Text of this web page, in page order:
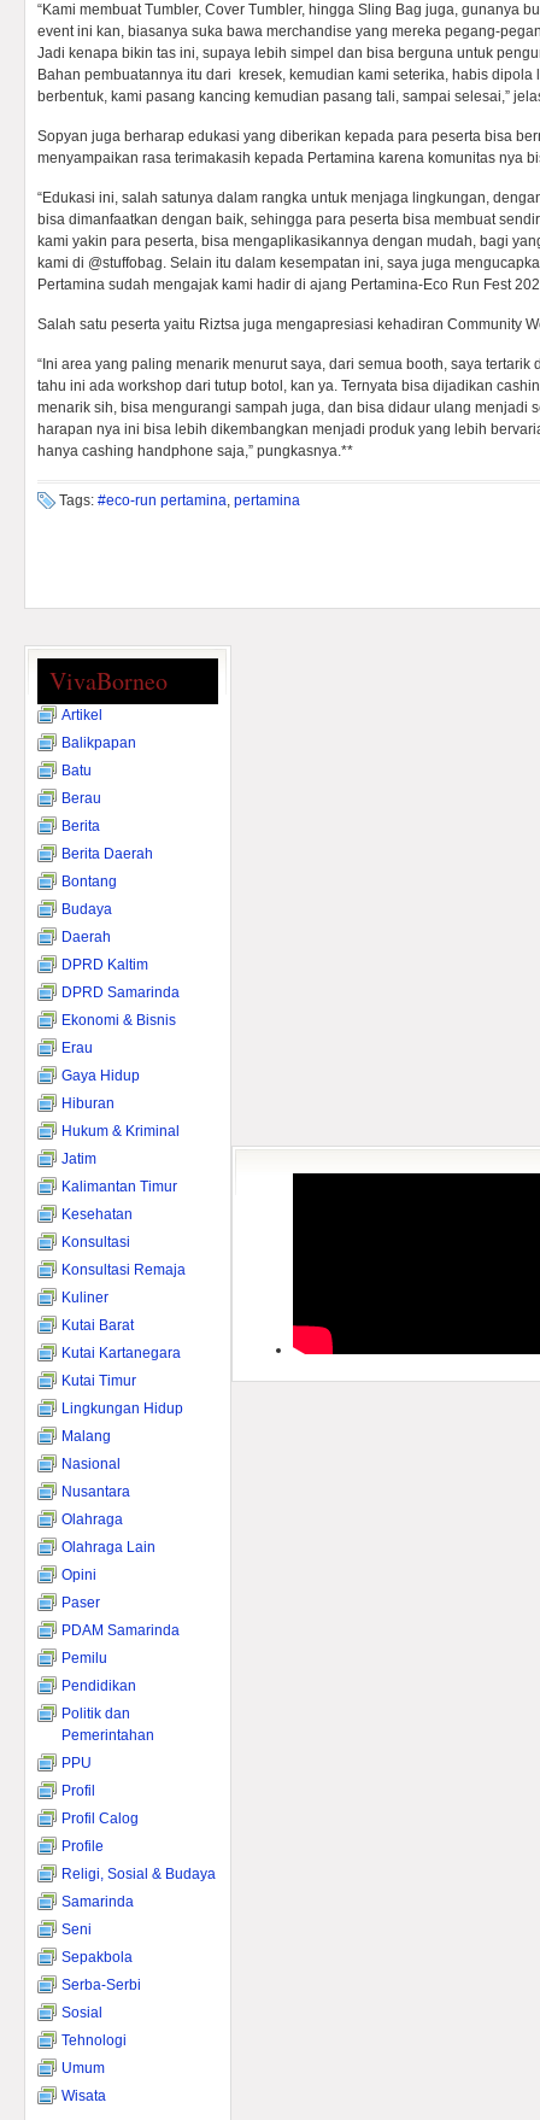
“Kami membuat Tumbler, Cover Tumbler, hingga Sling Bag juga, gunanya
event ini kan, biasanya suka bawa merchandise yang mereka pegang-
Jadi kenapa bikin tas ini, supaya lebih simpel dan bisa berguna untuk
Bahan pembuatannya itu dari kresek, kemudian kami seterika, habis dipola
berbentuk, kami pasang kancing kemudian pasang tali, sampai selesai,”
Sopyan juga berharap edukasi yang diberikan kepada para peserta bisa
menyampaikan rasa terimakasih kepada Pertamina karena komunitas nya
“Edukasi ini, salah satunya dalam rangka untuk menjaga lingkungan,
bisa dimanfaatkan dengan baik, sehingga para peserta bisa membuat
kami yakin para peserta, bisa mengaplikasikannya dengan mudah, bagi
kami di @stuffobag. Selain itu dalam kesempatan ini, saya juga
Pertamina sudah mengajak kami hadir di ajang Pertamina-Eco Run Fest
Salah satu peserta yaitu Riztsa juga mengapresiasi kehadiran Community
“Ini area yang paling menarik menurut saya, dari semua booth, saya tertarik
tahu ini ada workshop dari tutup botol, kan ya. Ternyata bisa dijadikan
menarik sih, bisa mengurangi sampah juga, dan bisa didaur ulang menjadi
harapan nya ini bisa lebih dikembangkan menjadi produk yang lebih
hanya cashing handphone saja,” pungkasnya.**
Tags: #eco-run pertamina, pertamina
VivaBorneo
Artikel
Balikpapan
Batu
Berau
Berita
Berita Daerah
Bontang
Budaya
Daerah
DPRD Kaltim
DPRD Samarinda
Ekonomi & Bisnis
Erau
Gaya Hidup
Hiburan
Hukum & Kriminal
Jatim
Kalimantan Timur
Kesehatan
Konsultasi
Konsultasi Remaja
Kuliner
Kutai Barat
Kutai Kartanegara
Kutai Timur
Lingkungan Hidup
Malang
Nasional
Nusantara
Olahraga
Olahraga Lain
Opini
Paser
PDAM Samarinda
Pemilu
Pendidikan
Politik dan
Pemerintahan
PPU
Profil
Profil Calog
Profile
Religi, Sosial & Budaya
Samarinda
Seni
Sepakbola
Serba-Serbi
Sosial
Tehnologi
Umum
Wisata